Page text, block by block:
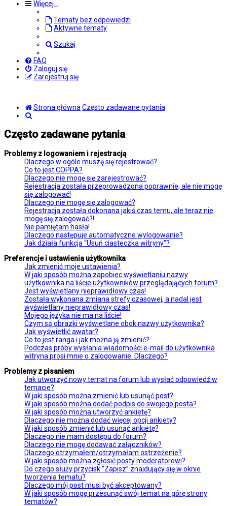
Więcej…
Tematy bez odpowiedzi
Aktywne tematy
Szukaj
FAQ
Zaloguj się
Zarejestruj się
Strona główna Często zadawane pytania
Często zadawane pytania
Problemy z logowaniem i rejestracją
Dlaczego w ogóle muszę się rejestrować?
Co to jest COPPA?
Dlaczego nie mogę się zarejestrować?
Rejestracja została przeprowadzona poprawnie, ale nie mogę
się zalogować!
Dlaczego nie mogę się zalogować?
Rejestracja została dokonana jakiś czas temu, ale teraz nie
mogę się zalogować?!
Nie pamiętam hasła!
Dlaczego następuje automatyczne wylogowanie?
Jak działa funkcja “Usuń ciasteczka witryny”?
Preferencje i ustawienia użytkownika
Jak zmienić moje ustawienia?
W jaki sposób można zapobiec wyświetlaniu nazwy
użytkownika na liście użytkowników przeglądających forum?
Jest wyświetlany nieprawidłowy czas!
Została wykonana zmiana strefy czasowej, a nadal jest
wyświetlany nieprawidłowy czas!
Mojego języka nie ma na liście!
Czym są obrazki wyświetlane obok nazwy użytkownika?
Jak wyświetlić awatar?
Co to jest ranga i jak można ją zmienić?
Podczas próby wysłania wiadomości e-mail do użytkownika
witryna prosi mnie o zalogowanie. Dlaczego?
Problemy z pisaniem
Jak utworzyć nowy temat na forum lub wysłać odpowiedź w
temacie?
W jaki sposób można zmienić lub usunąć post?
W jaki sposób można dodać podpis do swojego posta?
W jaki sposób można utworzyć ankietę?
Dlaczego nie można dodać więcej opcji ankiety?
W jaki sposób zmienić lub usunąć ankietę?
Dlaczego nie mam dostępu do forum?
Dlaczego nie mogę dodawać załączników?
Dlaczego otrzymałem/otrzymałam ostrzeżenie?
W jaki sposób można zgłosić posty moderatorowi?
Do czego służy przycisk “Zapisz” znajdujący się w oknie
tworzenia tematu?
Dlaczego mój post musi być akceptowany?
W jaki sposób mogę przesunąć swój temat na górę strony
tematów?